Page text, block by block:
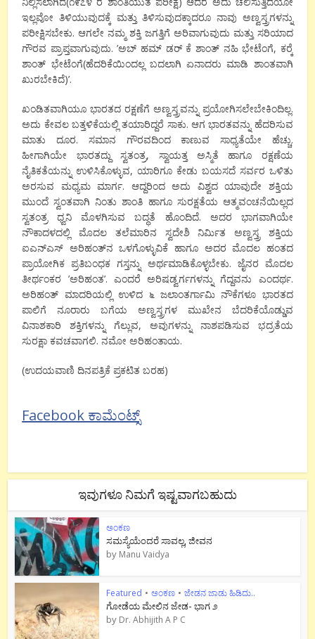
ಇಲ್ಲವೋ ತಿಳಿಯುವುದಕ್ಕೆ ಮತ್ತು ತಿಳಿಸುವುದಕ್ಕಾದರೂ ನಾವು ಅಣ್ವಸ್ತ್ರಗಳನ್ನು
ಪರೀಕ್ಷಿಸಬೇಕು. ಆಗಲೇ ನಮ್ಮ ಶಕ್ತಿ ಜಗತ್ತಿಗೆ ಅರಿವಾಗುವುದು ಮತ್ತು ಸರಿಯಾದ
ಗೌರವ ಪ್ರಾಪ್ತವಾಗುವುದು. ’ಅಬ್ ಹಮ್ ಡರ್ ಕೆ ಶಾಂತ್ ನಹಿ ಭೇಟೆಂಗೆ, ಕರ‍್ಕೆ
ಶಾಂತ್ ಭೇಟೆಂಗೆ(ಹೆದರಿಕೆಯಿಂದಲ್ಲ ಬದಲಾಗಿ ಏನಾದರು ಮಾಡಿ ಶಾಂತವಾಗಿ
ಖುರಬೇಕಿದೆ)’.
ಖಂಡಿತವಾಗಿಯೂ ಭಾರತದ ರಕ್ಷಣೆಗೆ ಅಣ್ವಸ್ತ್ರವನ್ನು ಪ್ರಯೋಗಿಸಲೇಬೇಕಿಂದಿಲ್ಲ.
ಅದು ಕೇವಲ ಬತ್ತಳಿಕೆಯಲ್ಲಿ ತಯಾರಿದ್ದರೆ ಸಾಕು. ಆಗ ಭಾರತವನ್ನು ಹೆದರಿಸುವ
ಮಾತು ದೂರ. ಸಮಾನ ಗೌರವದಿಂದ ಕಾಣುವ ಸಾಧ್ಯತೆಯೇ ಹೆಚ್ಚು.
ಹೀಗಾಗಿಯೇ ಭಾರತದ್ದು ಸ್ವತಂತ್ರ, ಸ್ವಾಯತ್ತ ಅಸ್ಮಿತೆ ಹಾಗೂ ರಕ್ಷಣೆಯ
ನೈತಿಕತೆಯನ್ನು ಉಳಿಸಿಕೊಳ್ಳುವ, ಯಾರಿಗೂ ಕೇಡು ಬಯಸದೆ ಸರ್ವರ ಒಳಿತು
ಅರಸುವ ಮಧ್ಯಮ ಮಾರ್ಗ. ಆದ್ದರಿಂದ ಅದು ವಿಶ್ವದ ಯಾವುದೇ ಶಕ್ತಿಯ
ಮುಂದೆ ಸ್ವಂತವಾಗಿ ನಿಂತು ಶಾಂತಿ ಹಾಗೂ ಸುರಕ್ಷತೆಯ ಆತ್ಮವಂಚನೆಯಿಲ್ಲದ
ಸ್ವತಂತ್ರ ಧ್ವನಿ ಮೊಳಗಿಸುವ ಬದ್ಧತೆ ಹೊಂದಿದೆ. ಅದರ ಭಾಗವಾಗಿಯೇ
ನೌಕಾದಳದಲ್ಲಿ ಮೊದಲ ತಲೆಮಾರಿನ ಸ್ವದೇಶಿ ನಿರ್ಮಿತ ಅಣ್ವಸ್ತ್ರ ಶಕ್ತಿಯ
ಐಎನ್‌ಎಸ್ ಅರಿಹಂತ್‌ನ ಒಳಗೊಳ್ಳುವಿಕೆ ಹಾಗೂ ಅದರ ಮೊದಲ ಹಂತದ
ಪ್ರಾಯೋಗಿಕ ಪ್ರತಿಬಂಧಕ ಗಸ್ತನ್ನು ಅರ್ಥಮಾಡಿಕೊಳ್ಳಬೇಕು. ಜೈನರ ಮೊದಲ
ತೀರ್ಥಂಕರ ’ಅರಿಹಂತ’. ಎಂದರೆ ಅರಿಷಡ್ವರ್ಗಗಳನ್ನು ಗೆದ್ದವನು ಎಂದರ್ಥ.
ಅರಿಹಂತ್ ಮಾದರಿಯಲ್ಲಿ ಉಳಿದ ೬ ಜಲಾಂತರ್ಗಾಮಿ ನೌಕೆಗಳೂ ಭಾರತದ
ಪಾಲಿಗೆ ನೂರಾರು ಬಗೆಯ ಅಣ್ವಸ್ತ್ರಗಳ ಮುಖೇನ ಬೆದರಿಕೆಯೊಡ್ಡುವ
ವಿನಾಶಕಾರಿ ಶಕ್ತಿಗಳನ್ನು ಗೆಲ್ಲುವ, ಅವುಗಳನ್ನು ನಾಶಪಡಿಸುವ ಭದ್ರತೆಯ
ಸುರಕ್ಷಾ ಕವಚವಾಗಲಿ. ನಮೋ ಅರಿಹಂತಾಯ.
(ಉದಯವಾಣಿ ದಿನಪತ್ರಿಕೆ ಪ್ರಕಟಿತ ಬರಹ)
Facebook ಕಾಮೆಂಟ್ಸ್
ಇವುಗಳೂ ನಿಮಗೆ ಇಷ್ಟವಾಗಬಹುದು
ಅಂಕಣ
ಸಮಸ್ಯೆಯೆಂದರೆ ಸಾವಲ್ಲ, ಜೀವನ
by Manu Vaidya
Featured • ಅಂಕಣ • ಜೇಡನ ಜಾಡು ಹಿಡಿದು..
ಗೋಡೆಯ ಮೇಲಿನ ಜೇಡ- ಭಾಗ ೨
by Dr. Abhijith A P C